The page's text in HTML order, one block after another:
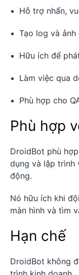
Hỗ trợ nhấn,
Tạo log và ảnh
Hữu ích để
Làm việc qua
Phù hợp cho
Phù hợp
DroidBot phù
dụng và lập trình
động.
Nó hữu ích khi
màn hình và tìm
Hạn chế
DroidBot không